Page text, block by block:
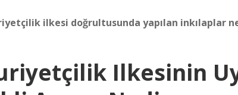
ilkesi doğrultusunda yapılan inkılaplar
Ilkesinin